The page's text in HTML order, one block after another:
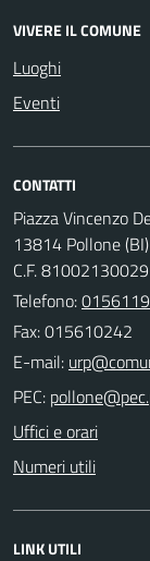
VIVERE IL COMUNE
Luoghi
Eventi
CONTATTI
Piazza Vincenzo
13814 Pollone (BI)
C.F.
Telefono:
Fax: 015610242
E-mail:
PEC:
Uffici e orari
Numeri utili
LINK UTILI